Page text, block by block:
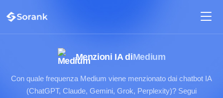
Menzioni IA diMedium
Con quale frequenza Medium viene menzionato dai chatbot IA
(ChatGPT, Claude, Gemini, Grok, Perplexity)? Segui